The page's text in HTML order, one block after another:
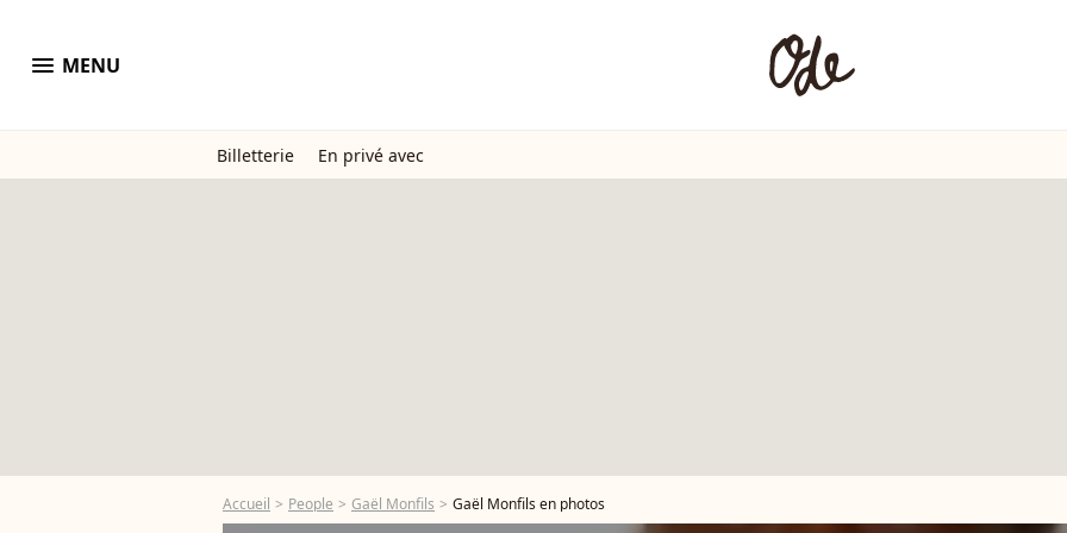
menu MENU
Billetterie En privé avec
Accueil People Gaël Monfils Gaël Monfils en photos